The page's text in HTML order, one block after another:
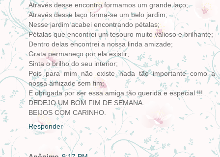
Através desse encontro formamos um grande laço;
Através desse laço forma-se um belo jardim;
Nesse jardim acabei encontrando pétalas;
Pétalas que encontrei um tesouro muito valioso e brilhante;
Dentro delas encontrei a nossa linda amizade;
Grata permaneço por ela existir;
Sinta o brilho do seu interior;
Pois para mim não existe nada tão importante como a
nossa amizade sem fim;
E obrigada por ser essa amiga tão querida e especial !!!
DEDEJO UM BOM FIM DE SEMANA.
BEIJOS COM CARINHO.
Responder